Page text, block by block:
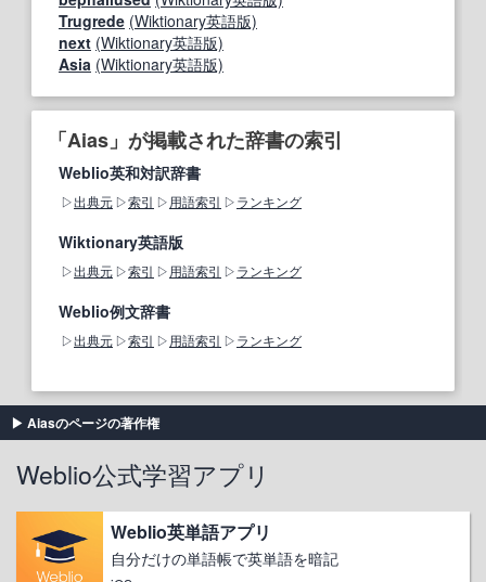
Trugrede (Wiktionary英語版)
next (Wiktionary英語版)
Asia (Wiktionary英語版)
「Aias」が掲載された辞書の索引
Weblio英和対訳辞書
出典元 索引 用語索引 ランキング
Wiktionary英語版
出典元 索引 用語索引 ランキング
Weblio例文辞書
出典元 索引 用語索引 ランキング
Aiasのページの著作権
Weblio公式学習アプリ
Weblio英単語アプリ
自分だけの単語帳で英単語を暗記